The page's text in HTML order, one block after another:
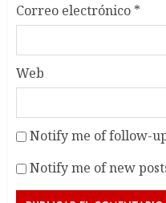
Correo electrónico *
Web
Notify me of follow-
Notify me of new